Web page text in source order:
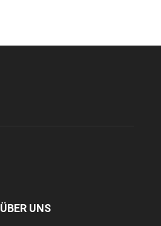
ÜBER UNS